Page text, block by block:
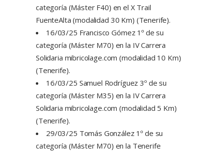
categoría (Máster F40) en el X Trail
FuenteAlta (modalidad 30 Km) (Tenerife).
16/03/25 Francisco Gómez 1º de su
categoría (Máster M70) en la IV Carrera
Solidaria mibricolage.com (modalidad 10 Km)
(Tenerife).
16/03/25 Samuel Rodríguez 3º de su
categoría (Máster M35) en la IV Carrera
Solidaria mibricolage.com (modalidad 5 Km)
(Tenerife).
29/03/25 Tomás González 1º de su
categoría (Máster M70) en la Tenerife